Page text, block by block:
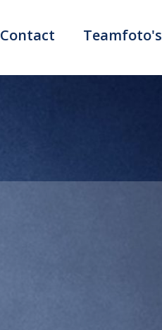
Contact Teamfoto's